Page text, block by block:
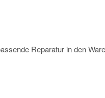
Reparatur in den